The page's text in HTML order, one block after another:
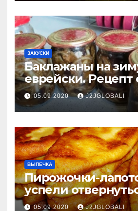
ЗАКУСКИ
Баклажаны на
еврейски. Рецепт
Ароновны
05.09.2020 J2JGLOBALI
ВЫПЕЧКА
Пирожочки-
успели
уже нет!
05.09.2020 J2JGLOBALI